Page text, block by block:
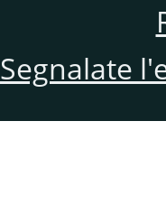
Segnalate